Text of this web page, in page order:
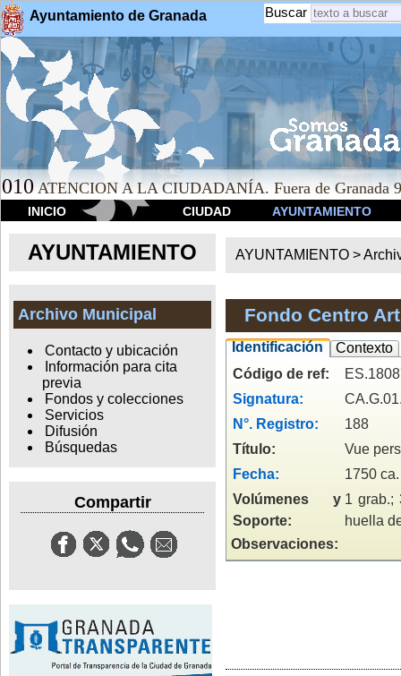
Ayuntamiento de Granada Buscar
010 ATENCION A LA CIUDADANÍA. Fuera de Granada
INICIO CIUDAD AYUNTAMIENTO
AYUNTAMIENTO
Archivo Municipal
Contacto y ubicación
Información para cita
previa
Fondos y colecciones
Servicios
Difusión
Búsquedas
Compartir
AYUNTAMIENTO >
Fondo Centro
Identificación
Contexto
Código de ref:
Signatura:
N°. Registro:
188
Título:
Vue
Fecha:
1750 ca.
Volúmenes y
Soporte:
1 grab.;
huella
Observaciones: